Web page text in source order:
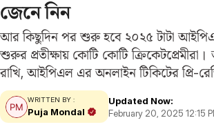
জেনে নিন
আর কিছুদিন পর শুরু হবে ২০২৫ টাটা
শুরুর প্রতীক্ষায় কোটি কোটি
রাখি, আইপিএল এর অনলাইন টিকিটের প্রি-
শুরু করে দিয়েছে রাজস্থান রয়্যালস। যদিও
আনুষ্ঠানিক ঘোষণা না এলেও, জানা গিয়েছে,
WRITTEN BY :
Puja Mondal
Updated Now:
February 20, 2025 12:15